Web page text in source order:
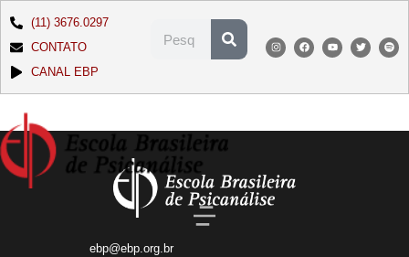
(11) 3676.0297
CONTATO
CANAL EBP
ebp@ebp.org.br